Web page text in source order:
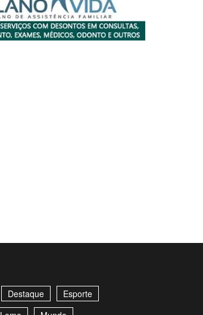
Destaque
Esporte